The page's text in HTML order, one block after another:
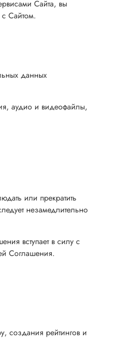
Сайта, вы
Сайтом.
данных
аудио и видеофайлы,
или прекратить
незамедлительно
вступает в силу с
Соглашения.
создания рейтингов и